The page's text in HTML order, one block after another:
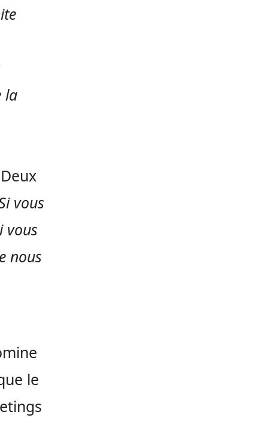
la
vous
vous
nous
le